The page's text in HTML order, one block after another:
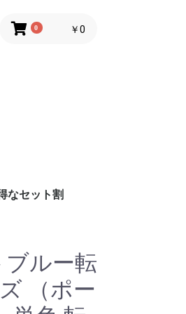
0 ￥0
なセット割
ブルー転
（ポー